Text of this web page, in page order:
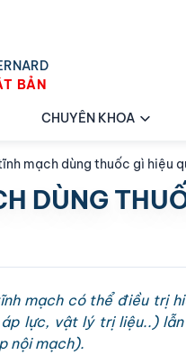
BẢN
CHUYÊN KHOA
mạch dùng thuốc gì hiệu
DÙNG
mạch có thể điều trị
lực, vật lý trị liệu..)
nội mạch).